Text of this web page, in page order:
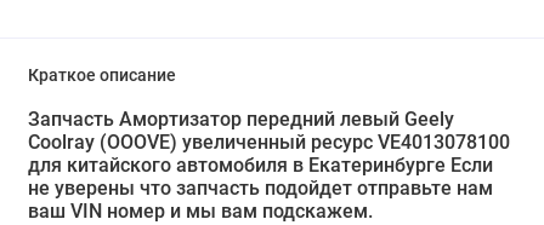
Краткое описание
Запчасть Амортизатор передний левый Geely
Coolray (OOOVE) увеличенный ресурс VE4013078100
для китайского автомобиля в Екатеринбурге Если
не уверены что запчасть подойдет отправьте нам
ваш VIN номер и мы вам подскажем.